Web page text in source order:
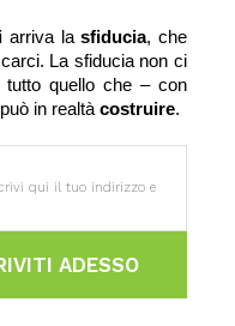
arriva la sfiducia, che
La sfiducia non ci
tutto quello che – con
in realtà costruire.
ADESSO